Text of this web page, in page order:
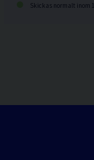
Skickas normalt inom